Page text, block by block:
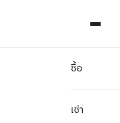
ซื้อ
เช่า